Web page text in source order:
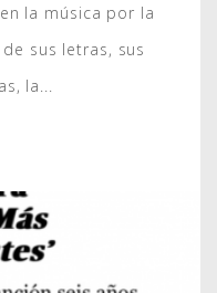
la música por la
sus letras, sus
la...